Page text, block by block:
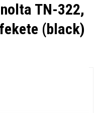
TN-322,
(black)